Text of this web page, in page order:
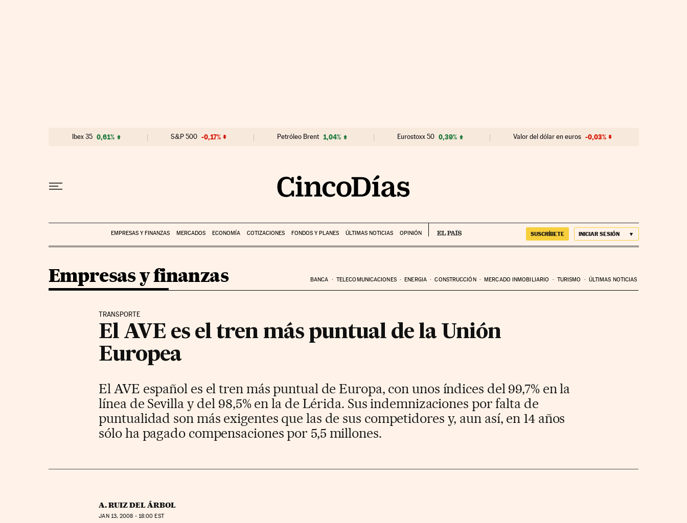
Ibex 35 0,61% S&P 500 -0,17% Petróleo Brent 1,04% Eurostoxx 50 0,39% Valor del dólar en euros -0,03%
EMPRESAS Y FINANZAS MERCADOS ECONOMÍA COTIZACIONES FONDOS Y PLANES ÚLTIMAS NOTICIAS OPINIÓN SUSCRÍBETE INICIAR SESIÓN
Empresas y finanzas BANCA TELECOMUNICACIONES ENERGIA CONSTRUCCIÓN MERCADO INMOBILIARIO TURISMO ÚLTIMAS NOTICIAS
TRANSPORTE
El AVE es el tren más puntual de la Unión
Europea
El AVE español es el tren más puntual de Europa, con unos índices del 99,7% en la
línea de Sevilla y del 98,5% en la de Lérida. Sus indemnizaciones por falta de
puntualidad son más exigentes que las de sus competidores y, aun así, en 14 años
sólo ha pagado compensaciones por 5,5 millones.
A. RUIZ DEL ÁRBOL
JAN13, 2008 - 18:00 EST